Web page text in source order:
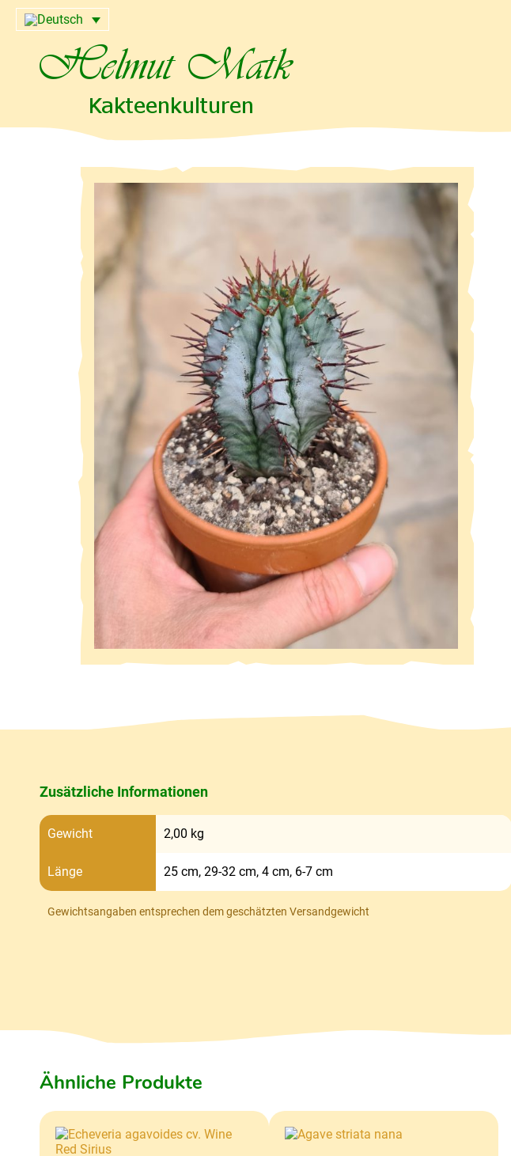
Zusätzliche Informationen
Gewicht 2,00 kg
Länge 25 cm, 29-32 cm, 4 cm, 6-7 cm
Gewichtsangaben entsprechen dem geschätzten Versandgewicht
Ähnliche Produkte